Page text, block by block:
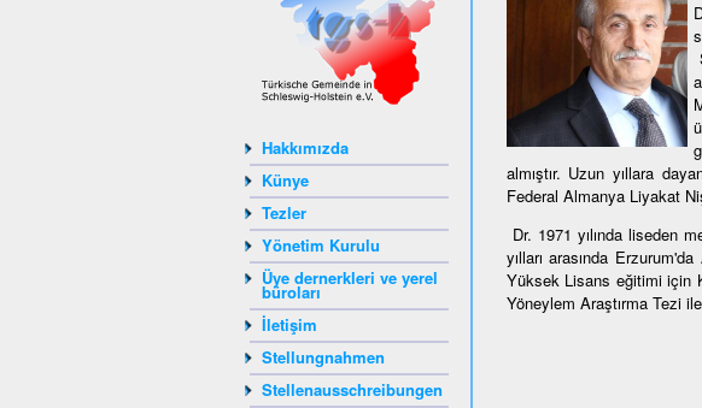
Hakkımızda
Künye
Tezler
Yönetim Kurulu
Üye dernerkleri ve yerel
büroları
İletişim
Stellungnahmen
Stellenausschreibungen
almıştır. Uzun yıllara
Federal Almanya Liyakat
Dr. 1971 yılında liseden
yılları arasında
Yüksek Lisans eğitimi için
Yöneylem Araştırma Tezi